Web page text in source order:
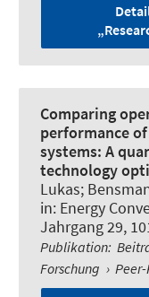
Comparing
performance
systems: A
technology
Lukas;
in: Energy
Jahrgang 29,
Publikation:
Forschung ›